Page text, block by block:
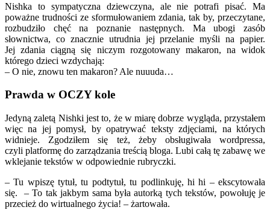
Nishka to sympatyczna dziewczyna, ale nie potrafi pisać. Ma
poważne trudności ze sformułowaniem zdania, tak by, przeczytane,
rozbudziło chęć na poznanie następnych. Ma ubogi zasób
słownictwa, co znacznie utrudnia jej przelanie myśli na papier.
Jej zdania ciągną się niczym rozgotowany makaron, na widok
którego dzieci wzdychają:
– O nie, znowu ten makaron? Ale nuuuda…
Prawda w OCZY kole
Jedyną zaletą Nishki jest to, że w miarę dobrze wygląda, przystałem
więc na jej pomysł, by opatrywać teksty zdjęciami, na których
widnieje. Zgodziłem się też, żeby obsługiwała wordpressa,
czyli platformę do zarządzania treścią bloga. Lubi całą tę zabawę we
wklejanie tekstów w odpowiednie rubryczki.
– Tu wpiszę tytuł, tu podtytuł, tu podlinkuję, hi hi – ekscytowała
się. – To tak jakbym sama była autorką tych tekstów, powołuję je
przecież do wirtualnego życia! – żartowała.